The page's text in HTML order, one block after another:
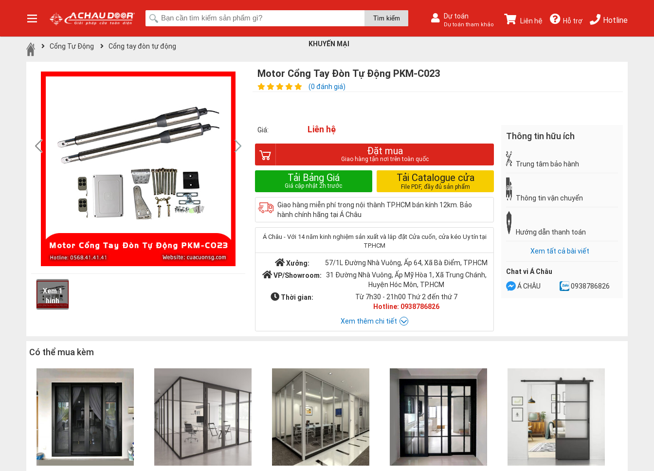
Dự toán
Dự toán tham khảo Liên hệ Hỗ trợ Hotline
KHUYẾN MẠI
Cổng Tự Động Cổng tay đòn tự động
Xem 1
hình
Motor Cổng Tay Đòn Tự Động PKM-C023
(0 đánh giá)
Giá: Liên hệ
Đặt mua
Tải Bảng Giá Tải Catalogue cửa
Giao hàng miễn phí trong nội thành TP.HCM bán kính 12km. Bảo
hành chính hãng tại Á Châu
Á Châu - Với 14 năm kinh nghiệm sản xuất và lắp đặt Cửa cuốn, cửa kéo Uy tín tại
TP.HCM
Xưởng:
57/1L Đường Nhà Vuông, Ấp 64, Xã Bà Điểm, TP.HCM
VP/Showroom:
31 Đường Nhà Vuông, Ấp Mỹ Hòa 1, Xã Trung Chánh,
Huyện Hóc Môn, TP.HCM
Thời gian:
Từ 7h30 - 21h00 Thứ 2 đến thứ 7
Hotline: 0938786826
Xem thêm chi tiết
cuacuonachau@gmail.com
Thông tin hữu ích
Trung tâm bảo hành
Thông tin vận chuyển
Hướng dẫn thanh toán
Xem tất cả bài viết
Chat vi Á Châu
Á CHÂU
0938786826
Có thể mua kèm